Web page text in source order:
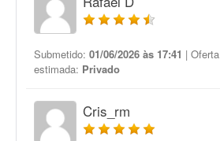
Submetido: 01/06/2026 às 17:41 |
estimada: Privado
Cris_rm